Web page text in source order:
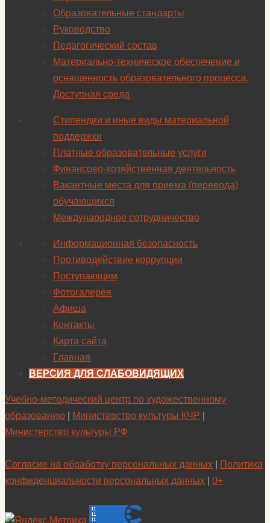
Образовательные стандарты
Руководство
Педагогический состав
Материально-техническое обеспечение и
оснащенность образовательного процесса.
Доступная среда
Стипендии и иные виды материальной
поддержки
Платные образовательные услуги
Финансово-хозяйственная деятельность
Вакантные места для приема (перевода)
обучающихся
Международное сотрудничество
Информационная безопасность
Противодействие коррупции
Поступающим
Фотогалерея
Афиша
Контакты
Карта сайта
Главная
ВЕРСИЯ ДЛЯ СЛАБОВИДЯЩИХ
Учебно-методический центр по художественному
образованию
Министерство культуры КЧР
Министерство культуры РФ
Согласие на обработку персональных данных
Политика
конфиденциальности персональных данных
0+